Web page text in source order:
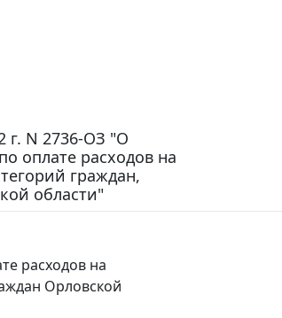
г. N 2736-ОЗ "О
оплате расходов на
граждан,
области"
расходов на
Орловской